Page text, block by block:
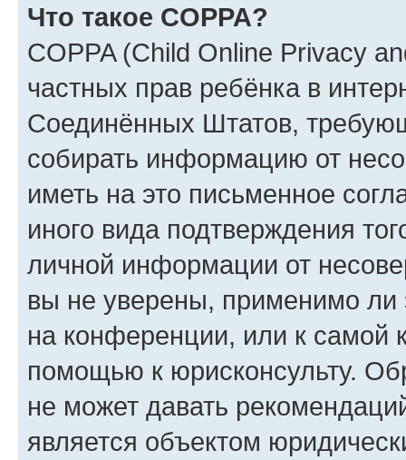
Что такое COPPA?
COPPA (Child Online Privacy
частных прав ребёнка в
Соединённых Штатов,
собирать информацию от
иметь на это письменное
иного вида подтверждения
личной информации от
вы не уверены, применимо ли
на конференции, или к самой
помощью к юрисконсульту.
не может давать
является объектом